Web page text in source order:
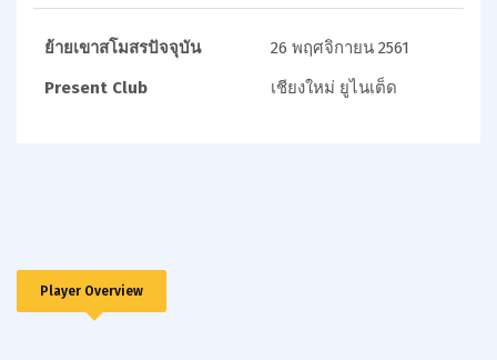
ย้ายเขาสโมสรปัจจุบัน
26 พฤศจิกายน 2561
Present Club
เชียงใหม่ ยูไนเต็ด
Player Overview